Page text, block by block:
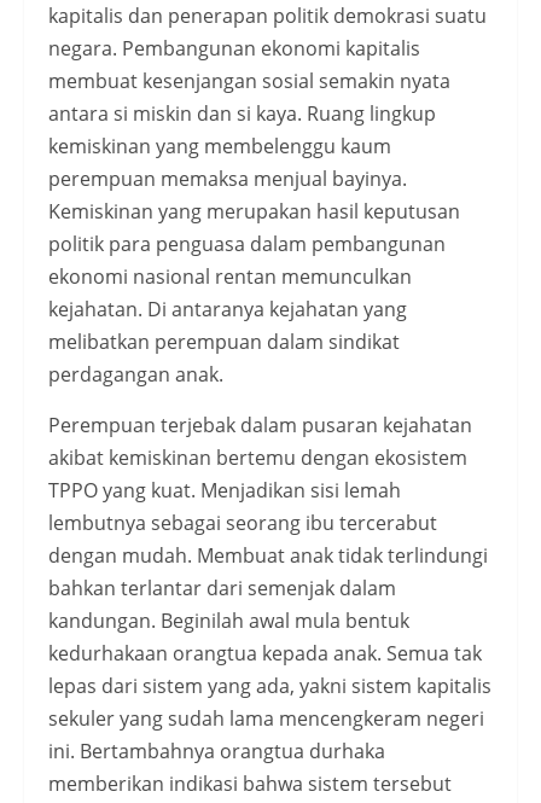
kapitalis dan penerapan politik demokrasi suatu
negara. Pembangunan ekonomi kapitalis
membuat kesenjangan sosial semakin nyata
antara si miskin dan si kaya. Ruang lingkup
kemiskinan yang membelenggu kaum
perempuan memaksa menjual bayinya.
Kemiskinan yang merupakan hasil keputusan
politik para penguasa dalam pembangunan
ekonomi nasional rentan memunculkan
kejahatan. Di antaranya kejahatan yang
melibatkan perempuan dalam sindikat
perdagangan anak.
Perempuan terjebak dalam pusaran kejahatan
akibat kemiskinan bertemu dengan ekosistem
TPPO yang kuat. Menjadikan sisi lemah
lembutnya sebagai seorang ibu tercerabut
dengan mudah. Membuat anak tidak terlindungi
bahkan terlantar dari semenjak dalam
kandungan. Beginilah awal mula bentuk
kedurhakaan orangtua kepada anak. Semua tak
lepas dari sistem yang ada, yakni sistem kapitalis
sekuler yang sudah lama mencengkeram negeri
ini. Bertambahnya orangtua durhaka
memberikan indikasi bahwa sistem tersebut